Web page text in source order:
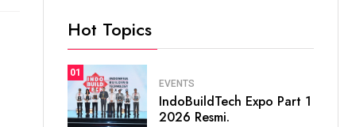
Hot Topics
01
EVENTS
IndoBuildTech Expo Part 1
2026 Resmi.